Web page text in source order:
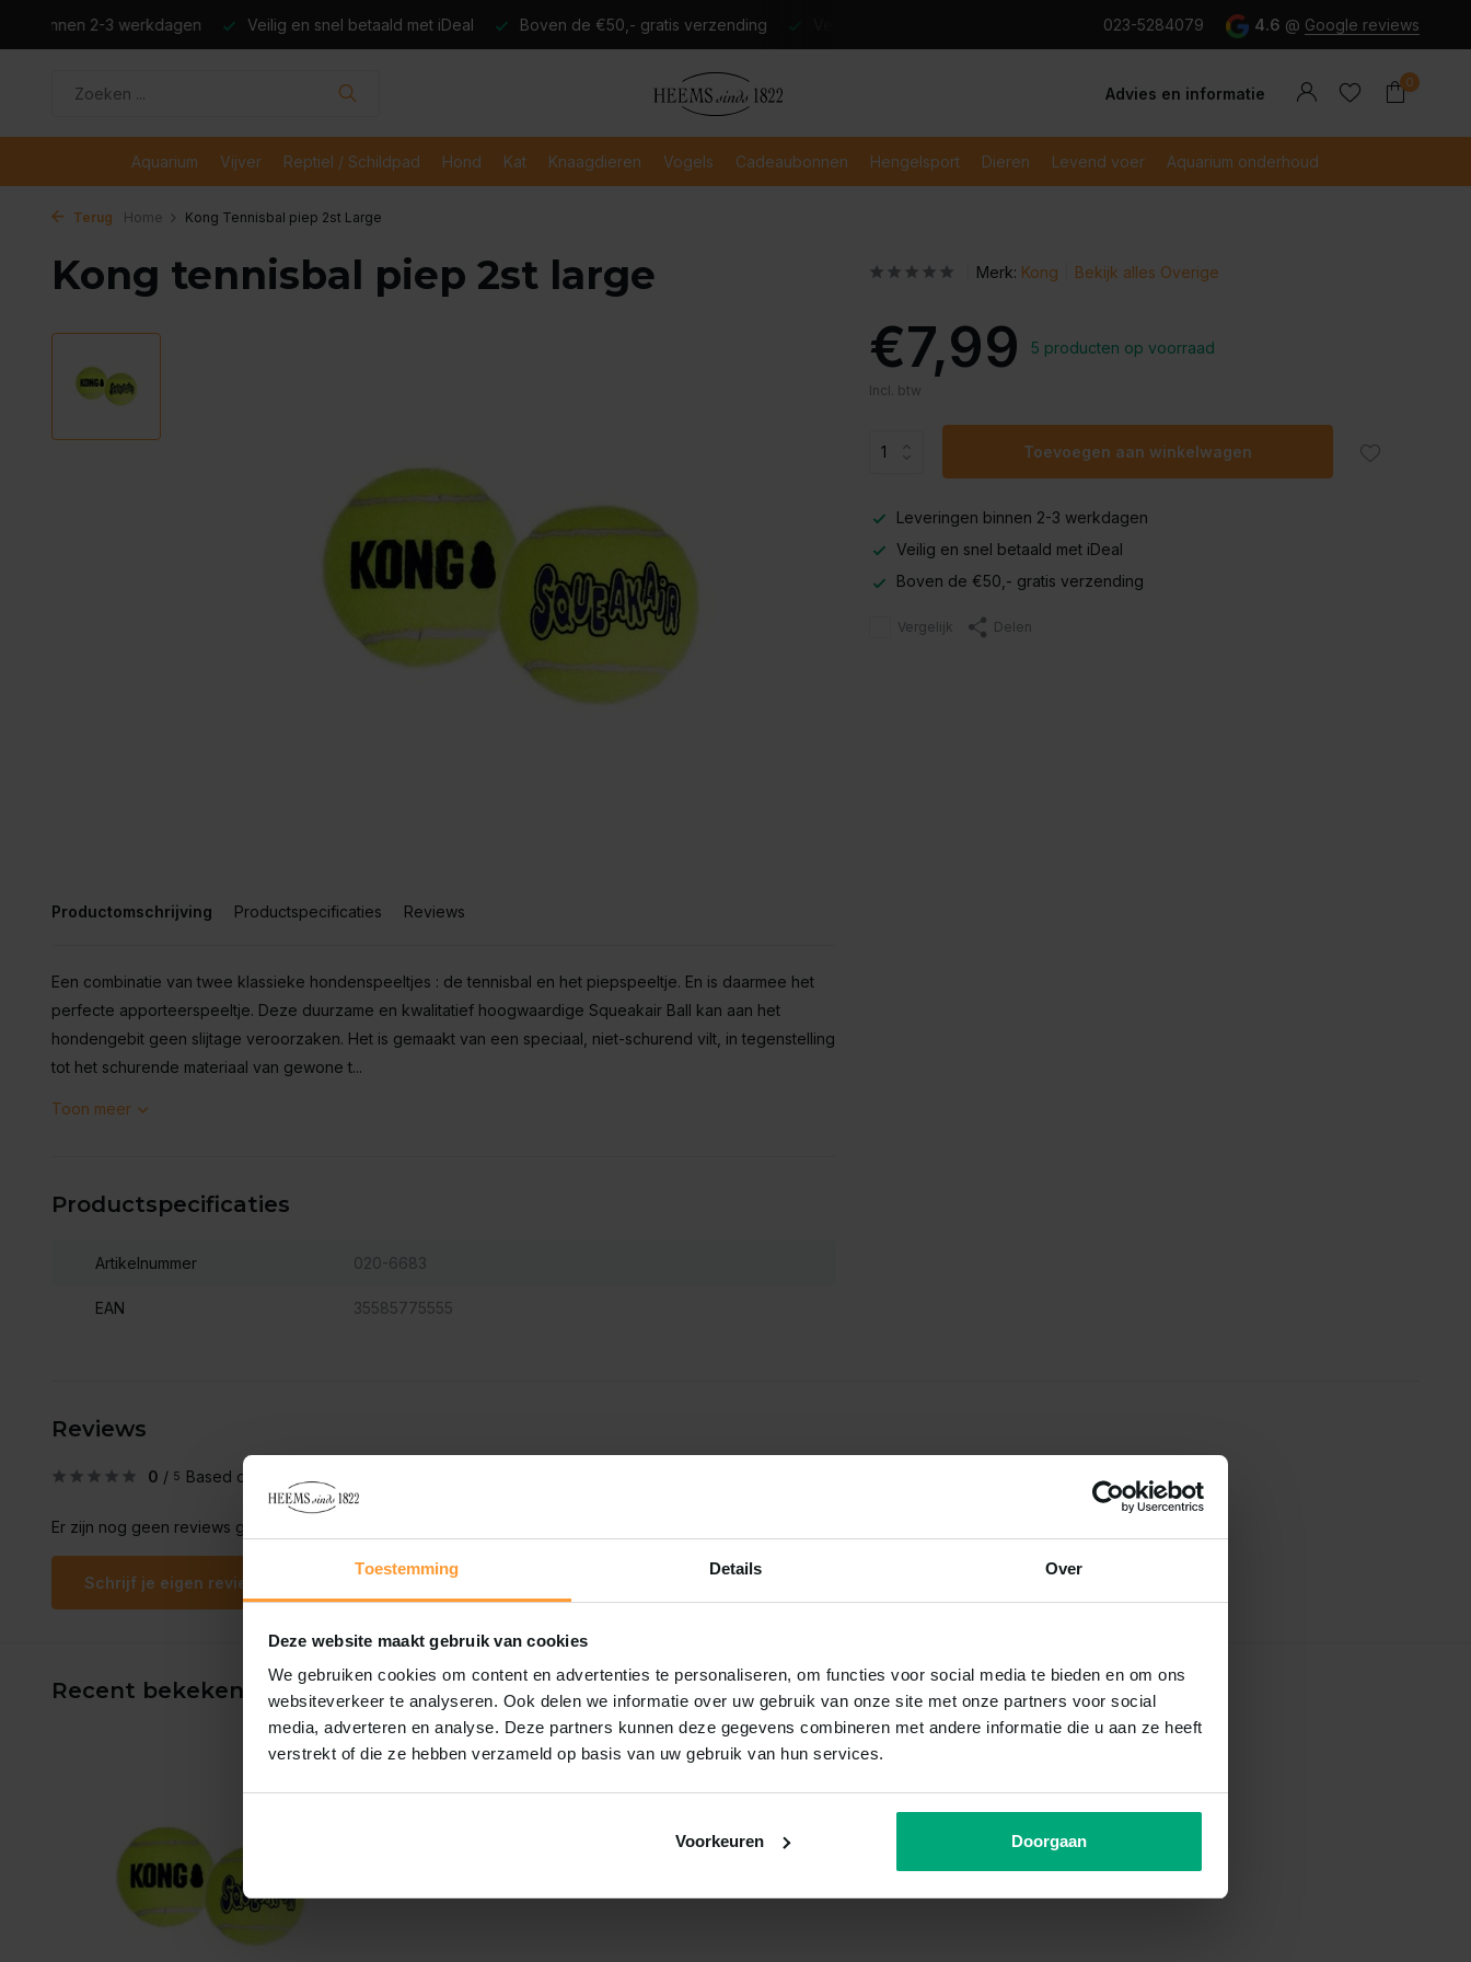
Toestemming Details Over
Deze website maakt gebruik van cookies
We gebruiken cookies om content en advertenties te personaliseren, om functies voor social media te bieden en om ons
websiteverkeer te analyseren. Ook delen we informatie over uw gebruik van onze site met onze partners voor social
media, adverteren en analyse. Deze partners kunnen deze gegevens combineren met andere informatie die u aan ze heeft
verstrekt of die ze hebben verzameld op basis van uw gebruik van hun services.
Voorkeuren Doorgaan
Veilig en snel betaald met iDeal Boven de €50,- gratis verzending Verzending binnen 2-3 werkdagen Veilig en snel betaald met iDeal
023-5284079 4.6 @ Google reviews
Advies en informatie
0
Aquarium Vijver Reptiel / Schildpad Hond Kat Knaagdieren Vogels Cadeaubonnen Hengelsport Dieren Levend voer Aquarium onderhoud
Terug Home Kong Tennisbal piep 2st Large
Kong tennisbal piep 2st large
Productomschrijving Productspecificaties Reviews
Een combinatie van twee klassieke hondenspeeltjes : de tennisbal en het piepspeeltje. En is daarmee het
perfecte apporteerspeeltje. Deze duurzame en kwalitatief hoogwaardige Squeakair Ball kan aan het
hondengebit geen slijtage veroorzaken. Het is gemaakt van een speciaal, niet-schurend vilt, in tegenstelling
tot het schurende materiaal van gewone t...
Toon meer
Productspecificaties
Artikelnummer 020-6683
EAN 35585775555
Merk: Kong Bekijk alles Overige
€7,99 5 producten op voorraad
Incl. btw
Toevoegen aan winkelwagen
Leveringen binnen 2-3 werkdagen
Veilig en snel betaald met iDeal
Boven de €50,- gratis verzending
Vergelijk Delen
Reviews
0 / 5 Based on 0 reviews
Er zijn nog geen reviews geschreven over dit product..
Schrijf je eigen review
Recent bekeken